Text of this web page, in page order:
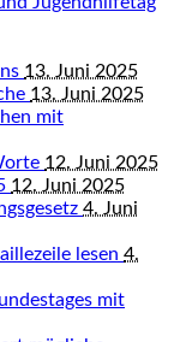
13. Juni 2025
13. Juni 2025
mit
12. Juni 2025
12. Juni 2025
4. Juni
lesen 4.
mit